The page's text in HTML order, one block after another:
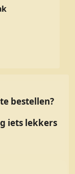
bestellen?
iets lekkers